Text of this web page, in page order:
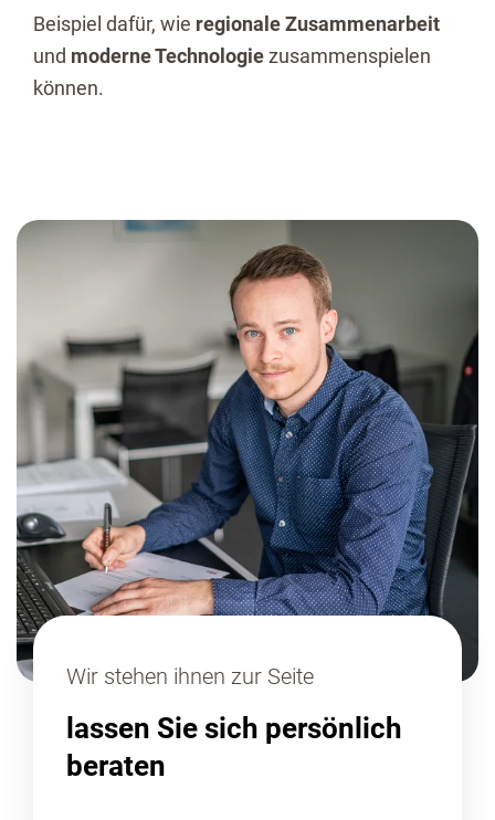
Beispiel dafür, wie regionale Zusammenarbeit
und moderne Technologiezusammenspielen
können.
Wir stehen ihnen zur Seite
lassen Sie sich persönlich
beraten